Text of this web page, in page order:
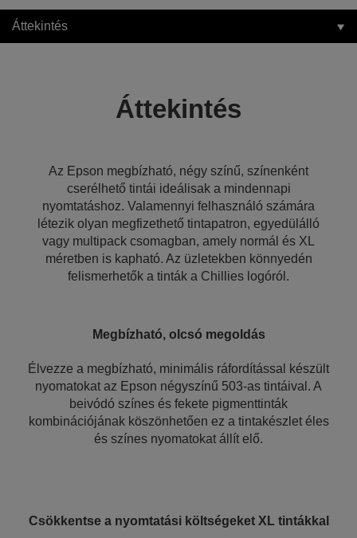
Áttekintés
Áttekintés
Az Epson megbízható, négy színű, színenként
cserélhető tintái ideálisak a mindennapi
nyomtatáshoz. Valamennyi felhasználó számára
létezik olyan megfizethető tintapatron, egyedülálló
vagy multipack csomagban, amely normál és XL
méretben is kapható. Az üzletekben könnyedén
felismerhetők a tinták a Chillies logóról.
Megbízható, olcsó megoldás
Élvezze a megbízható, minimális ráfordítással készült
nyomatokat az Epson négyszínű 503-as tintáival. A
beivódó színes és fekete pigmenttinták
kombinációjának köszönhetően ez a tintakészlet éles
és színes nyomatokat állít elő.
Csökkentse a nyomtatási költségeket XL tintákkal